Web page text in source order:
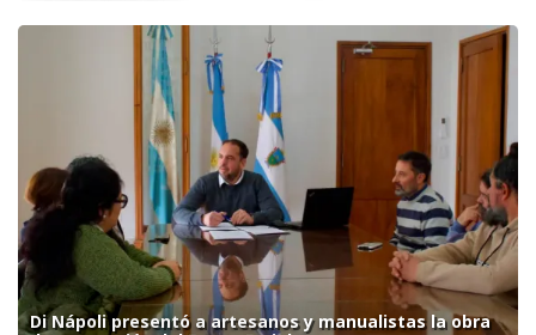
Di Nápoli presentó a artesanos y manualistas la obra